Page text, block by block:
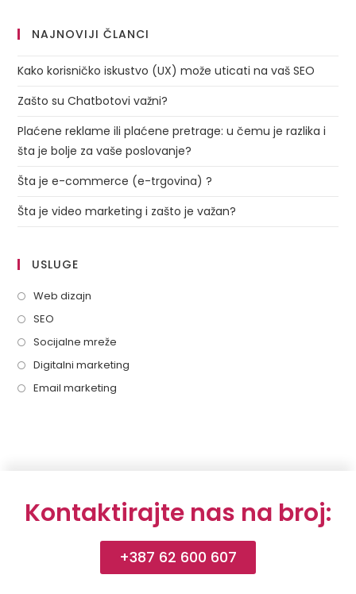
NAJNOVIJI ČLANCI
Kako korisničko iskustvo (UX) može uticati na vaš SEO
Zašto su Chatbotovi važni?
Plaćene reklame ili plaćene pretrage: u čemu je razlika i
šta je bolje za vaše poslovanje?
Šta je e-commerce (e-trgovina) ?
Šta je video marketing i zašto je važan?
USLUGE
Web dizajn
SEO
Socijalne mreže
Digitalni marketing
Email marketing
Kontaktirajte nas na broj:
+387 62 600 607